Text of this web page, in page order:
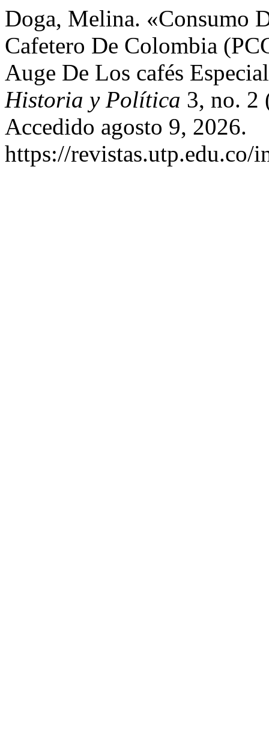
Doga, Melina. «Consumo
Cafetero De Colombia
Auge De Los cafés
Historia y Política 3, no. 2
Accedido agosto 9, 2026.
https://